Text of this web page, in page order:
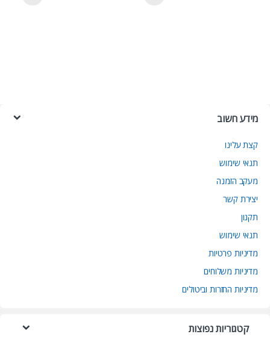
מידע חשוב
קצת עלינו
תנאי שימוש
מעקב הזמנה
יצירת קשר
תקנון
תנאי שימוש
מדיניות פרטיות
מדיניות משלוחים
מדיניות החזרות וביטולים
קטגוריות נפוצות